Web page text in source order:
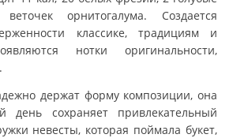
орнитогалума. Создается
классике, традициям и
нотки оригинальности,
держат форму композиции, она
день сохраняет привлекательный
невесты, которая поймала букет,